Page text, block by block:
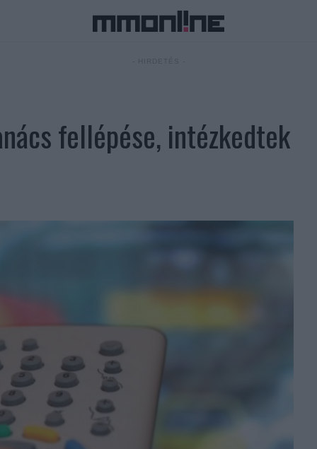
fellépése, intézkedtek